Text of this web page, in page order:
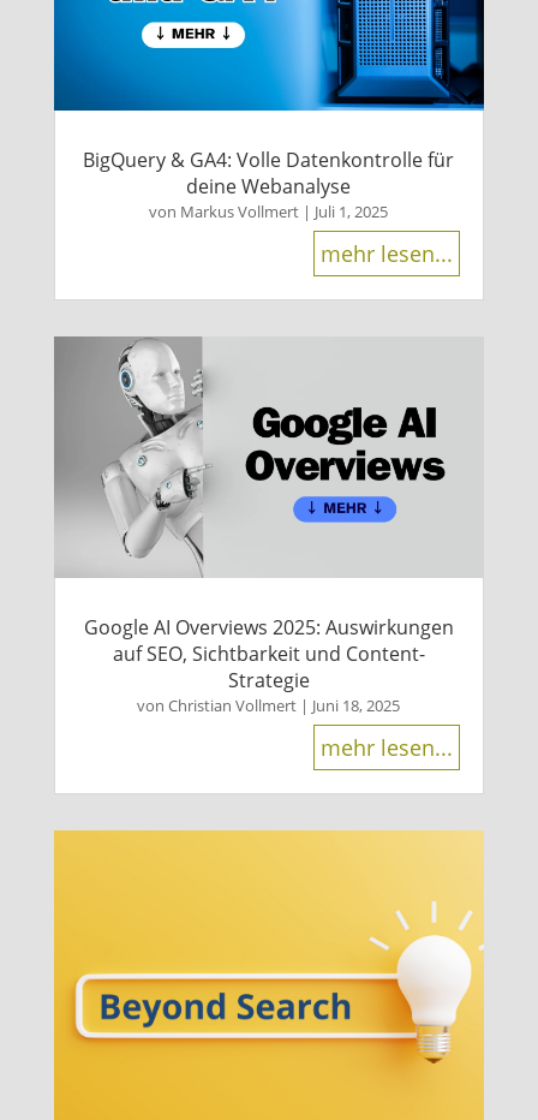
BigQuery & GA4: Volle Datenkontrolle für
deine Webanalyse
von Markus Vollmert | Juli 1, 2025
mehr lesen...
Google AI Overviews 2025: Auswirkungen
auf SEO, Sichtbarkeit und Content-
Strategie
vonChristian Vollmert | Juni 18, 2025
mehr lesen...